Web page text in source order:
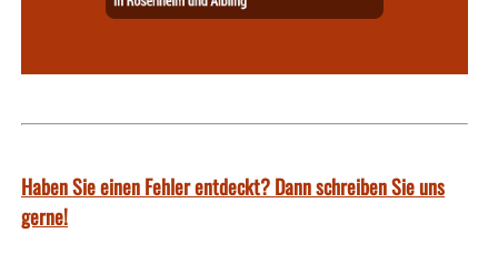
Haben Sie einen Fehler entdeckt? Dann schreiben Sie uns
gerne!